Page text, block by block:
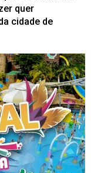
quer
cidade de